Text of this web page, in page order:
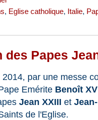
, Eglise catholique, Italie,
des Papes
par une messe
Emérite Benoît
Jean XXIII et
de l'Eglise.